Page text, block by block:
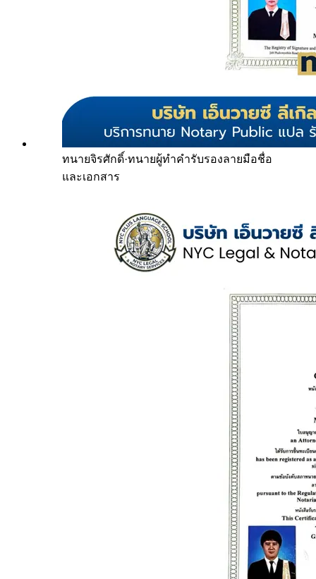
ทนายจิรศักดิ์·ทนายผู้ทำคำรับรองลายมือชื่อ
และเอกสาร